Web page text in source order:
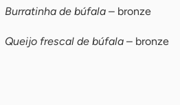
Burratinha de búfala – bronze
Queijo frescal de búfala – bronze